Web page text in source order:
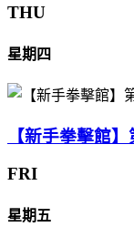
THU
星期四
【新手拳擊館
FRI
星期五